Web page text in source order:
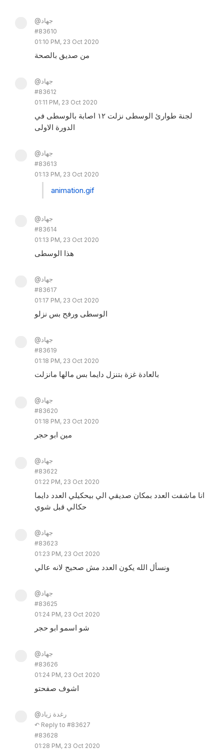
@جهاد
#83610
01:10 PM, 23 Oct 2020
من صديق بالصحة
@جهاد
#83612
01:11 PM, 23 Oct 2020
لجنة طوارئ الوسطى نزلت ١٢ اصابة بالوسطى في
الدورة الاولى
@جهاد
#83613
01:13 PM, 23 Oct 2020
animation.gif
@جهاد
#83614
01:13 PM, 23 Oct 2020
هذا الوسطى
@جهاد
#83617
01:17 PM, 23 Oct 2020
الوسطى ورفح بس نزلو
@جهاد
#83619
01:18 PM, 23 Oct 2020
بالعادة غزة بتنزل دايما بس مالها مانزلت
@جهاد
#83620
01:18 PM, 23 Oct 2020
مين ابو حجر
@جهاد
#83622
01:22 PM, 23 Oct 2020
انا ماشفت العدد بمكان صديقي الي بيحكيلي العدد دايما
حكالي قبل شوي
@جهاد
#83623
01:23 PM, 23 Oct 2020
ونسأل الله يكون العدد مش صحيح لانه عالي
@جهاد
#83625
01:24 PM, 23 Oct 2020
شو اسمو ابو حجر
@جهاد
#83626
01:24 PM, 23 Oct 2020
اشوف صفحتو
@رغدة زياد
↶ Reply to #83627
#83628
01:28 PM, 23 Oct 2020